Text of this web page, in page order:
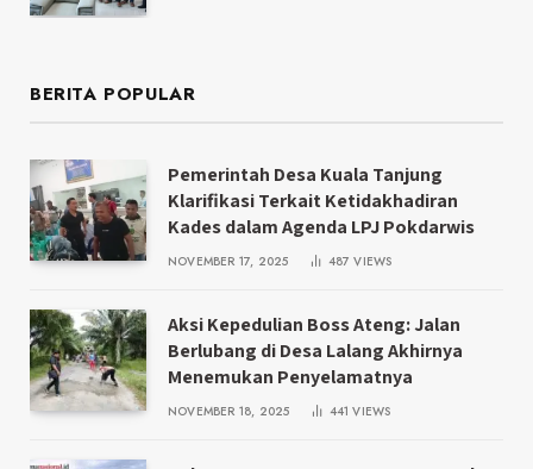
BERITA POPULAR
Pemerintah Desa Kuala Tanjung
Klarifikasi Terkait Ketidakhadiran
Kades dalam Agenda LPJ Pokdarwis
NOVEMBER 17, 2025 487VIEWS
Aksi Kepedulian Boss Ateng: Jalan
Berlubang di Desa Lalang Akhirnya
Menemukan Penyelamatnya
NOVEMBER 18, 2025 441VIEWS